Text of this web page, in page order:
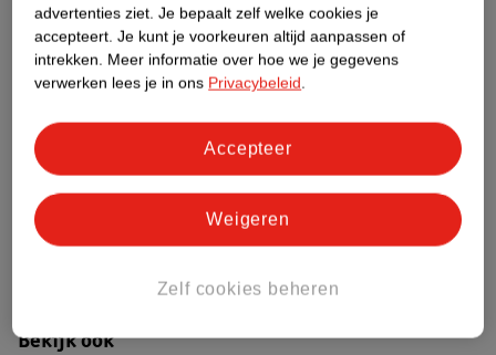
Etiketinformatie
Nature Impact Score
Dit product heeft (nog) geen Nature
Impact Score.
Bekijk ook
advertenties ziet. Je bepaalt zelf welke cookies je
accepteert. Je kunt je voorkeuren altijd aanpassen of
intrekken. Meer informatie over hoe we je gegevens
verwerken lees je in ons Privacybeleid.
Zelf cookies beheren
Weigeren
Accepteer